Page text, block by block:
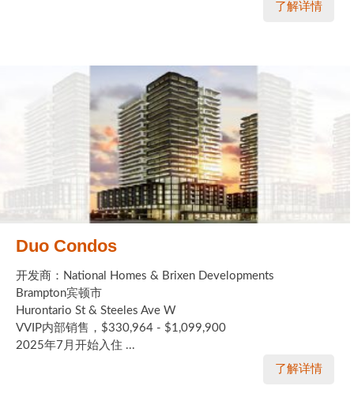
了解详情
Duo Condos
开发商：National Homes & Brixen Developments
Brampton宾顿市
Hurontario St & Steeles Ave W
VVIP内部销售，$330,964 - $1,099,900
2025年7月开始入住 ...
了解详情